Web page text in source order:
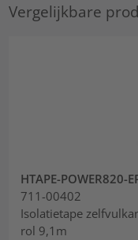
Vergelijkbare
HTAPE-POWER820-
711-00402
Isolatietape
rol 9,1m